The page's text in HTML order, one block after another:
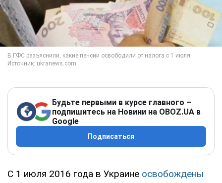
Будьте первыми в курсе главного –
подпишитесь на Новини на OBOZ.UA в
Google
Подписаться
С 1 июля 2016 года в Украине освобождены